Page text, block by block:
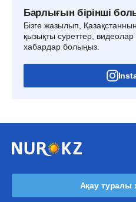
Барлығын бірінші
Бізге жазылып,
қызықты суреттер,
хабардар болыңыз.
Ақау туралы